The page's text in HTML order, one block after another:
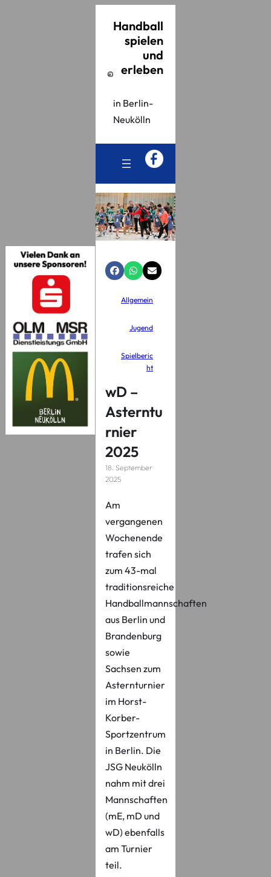
Handball
spielen
und
erleben
in Berlin-
Neukölln
Allgemein
Jugend
Spielberic
ht
wD –
Asterntu
rnier
2025
18. September
2025
Am
vergangenen
Wochenende
trafen sich
zum 43-mal
traditionsreiche
Handballmannschaften
aus Berlin und
Brandenburg
sowie
Sachsen zum
Asternturnier
im Horst-
Korber-
Sportzentrum
in Berlin. Die
JSG Neukölln
nahm mit drei
Mannschaften
(mE, mD und
wD) ebenfalls
am Turnier
teil.